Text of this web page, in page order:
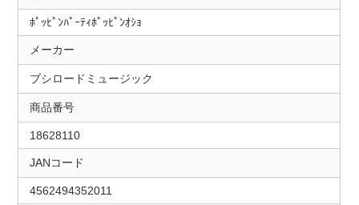
ﾎﾟｯﾋﾟﾝﾊﾟｰﾃｨﾎﾟｯﾋﾟﾝｵｼｮ
メーカー
ブシロードミュージック
商品番号
18628110
JANコード
4562494352011